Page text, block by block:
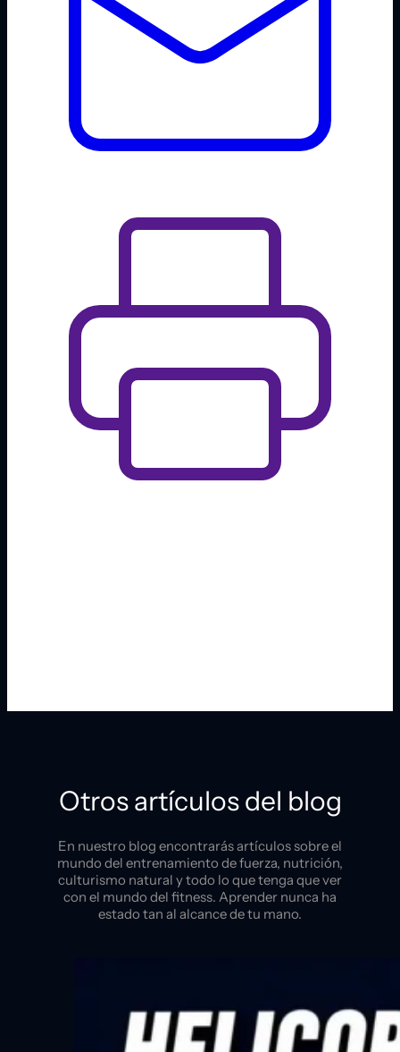
Otros artículos del blog
En nuestro blog encontrarás artículos sobre el
mundo del entrenamiento de fuerza, nutrición,
culturismo natural y todo lo que tenga que ver
con el mundo del fitness. Aprender nunca ha
estado tan al alcance de tu mano.